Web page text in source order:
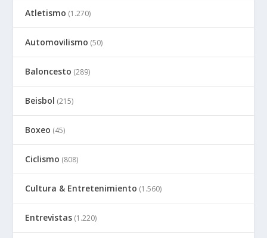
Atletismo (1.270)
Automovilismo (50)
Baloncesto (289)
Beisbol (215)
Boxeo (45)
Ciclismo (808)
Cultura & Entretenimiento (1.560)
Entrevistas (1.220)